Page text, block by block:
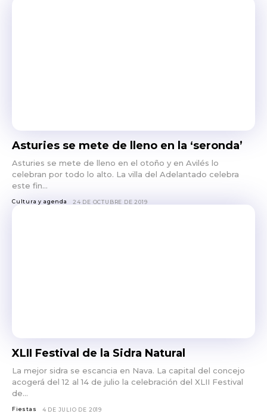
Asturies se mete de lleno en la ‘seronda’
Asturies se mete de lleno en el otoño y en Avilés lo
celebran por todo lo alto. La villa del Adelantado celebra
este fin...
Cultura y agenda 24 DE OCTUBRE DE 2019
XLII Festival de la Sidra Natural
La mejor sidra se escancia en Nava. La capital del concejo
acogerá del 12 al 14 de julio la celebración del XLII Festival
de...
Fiestas 4 DE JULIO DE 2019